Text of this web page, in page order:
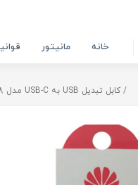
خانه مانیتور
کابل تبدیل USB به USB-C مدل TC C 88 طول 0.9 متر